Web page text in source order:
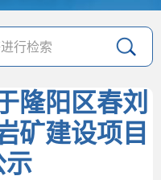
隆阳区春刘
矿建设项目
示